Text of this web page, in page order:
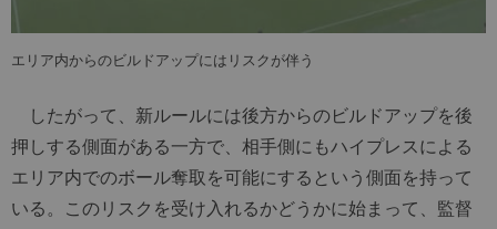
エリア内からのビルドアップにはリスクが伴う
したがって、新ルールには後方からのビルドアップを後
押しする側面がある一方で、相手側にもハイプレスによる
エリア内でのボール奪取を可能にするという側面を持って
いる。このリスクを受け入れるかどうかに始まって、監督